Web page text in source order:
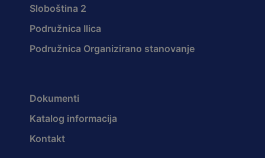
Sloboština 2
Podružnica Ilica
Podružnica Organizirano stanovanje
Dokumenti
Katalog informacija
Kontakt